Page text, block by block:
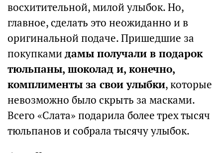
восхитительной, милой улыбок. Но,
главное, сделать это неожиданно и в
оригинальной подаче. Пришедшие за
покупками дамы получали в подарок
тюльпаны, шоколад и, конечно,
комплименты за свои улыбки, которые
невозможно было скрыть за масками.
Всего «Слата» подарила более трех тысяч
тюльпанов и собрала тысячу улыбок.